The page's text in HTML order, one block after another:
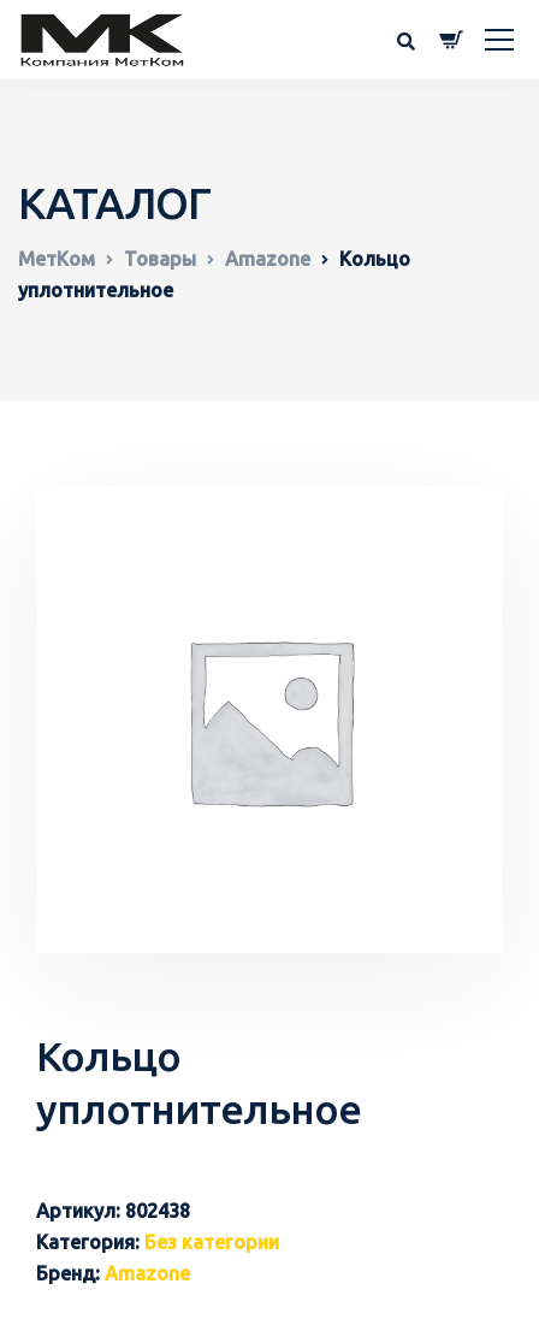
КАТАЛОГ
МетКом Товары Amazone
Кольцо
уплотнительное
Кольцо
уплотнительное
Артикул: 802438
Категория: Без категории
Бренд: Amazone